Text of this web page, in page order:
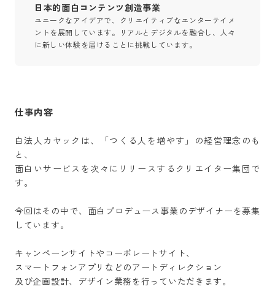
日本的面白コンテンツ創造事業
ユニークなアイデアで、クリエイティブなエンターテイメ
ントを展開しています。リアルとデジタルを融合し、人々
に新しい体験を届けることに挑戦しています。
仕事内容
白法人カヤックは、「つくる人を増やす」の経営理念のも
と、
面白いサービスを次々にリリースするクリエイター集団で
す。
今回はその中で、面白プロデュース事業のデザイナーを募集
しています。
キャンペーンサイトやコーポレートサイト、
スマートフォンアプリなどのアートディレクション
及び企画設計、デザイン業務を行っていただきます。